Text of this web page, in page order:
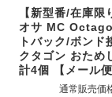
【新型番/在庫限
オサ MC
トバック/ボンド
クタゴン おため
計4個 【メール便
通常販売価